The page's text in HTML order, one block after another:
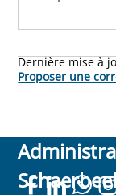
Dernière mise à
Proposer une